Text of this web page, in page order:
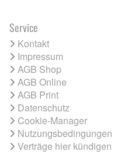
Service
Kontakt
Impressum
AGB Shop
AGB Online
AGB Print
Datenschutz
Cookie-Manager
Nutzungsbedingungen
Verträge hier kündigen